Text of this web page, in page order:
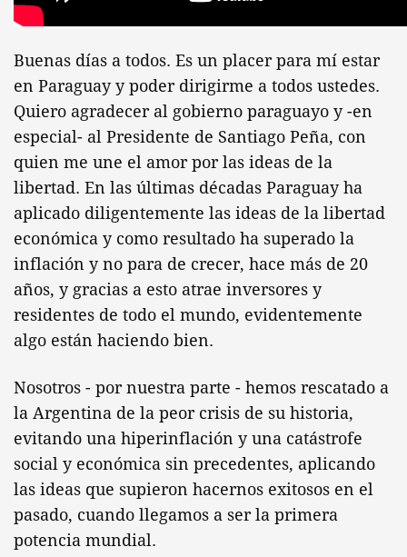
Buenas días a todos. Es un placer para mí estar
en Paraguay y poder dirigirme a todos ustedes.
Quiero agradecer al gobierno paraguayo y -en
especial- al Presidente de Santiago Peña, con
quien me une el amor por las ideas de la
libertad. En las últimas décadas Paraguay ha
aplicado diligentemente las ideas de la libertad
económica y como resultado ha superado la
inflación y no para de crecer, hace más de 20
años, y gracias a esto atrae inversores y
residentes de todo el mundo, evidentemente
algo están haciendo bien.
Nosotros - por nuestra parte - hemos rescatado a
la Argentina de la peor crisis de su historia,
evitando una hiperinflación y una catástrofe
social y económica sin precedentes, aplicando
las ideas que supieron hacernos exitosos en el
pasado, cuando llegamos a ser la primera
potencia mundial.